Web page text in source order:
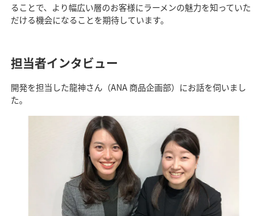
ることで、より幅広い層のお客様にラーメンの魅力を知っていた
だける機会になることを期待しています。
担当者インタビュー
開発を担当した龍神さん（ANA 商品企画部）にお話を伺いまし
た。